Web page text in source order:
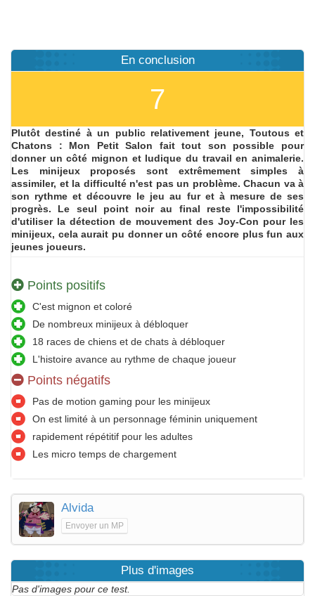
En conclusion
7
Plutôt destiné à un public relativement jeune, Toutous et
Chatons : Mon Petit Salon fait tout son possible pour
donner un côté mignon et ludique du travail en animalerie.
Les minijeux proposés sont extrêmement simples à
assimiler, et la difficulté n'est pas un problème. Chacun va à
son rythme et découvre le jeu au fur et à mesure de ses
progrès. Le seul point noir au final reste l'impossibilité
d'utiliser la détection de mouvement des Joy-Con pour les
minijeux, cela aurait pu donner un côté encore plus fun aux
jeunes joueurs.
Points positifs
C'est mignon et coloré
De nombreux minijeux à débloquer
18 races de chiens et de chats à débloquer
L'histoire avance au rythme de chaque joueur
Points négatifs
Pas de motion gaming pour les minijeux
On est limité à un personnage féminin uniquement
rapidement répétitif pour les adultes
Les micro temps de chargement
Alvida
Envoyer un MP
Plus d'images
Pas d'images pour ce test.